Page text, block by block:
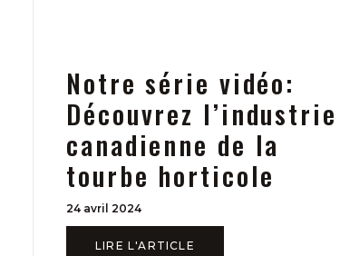
Notre série vidéo:
Découvrez l’industrie
canadienne de la
tourbe horticole
24 avril 2024
LIRE L'ARTICLE